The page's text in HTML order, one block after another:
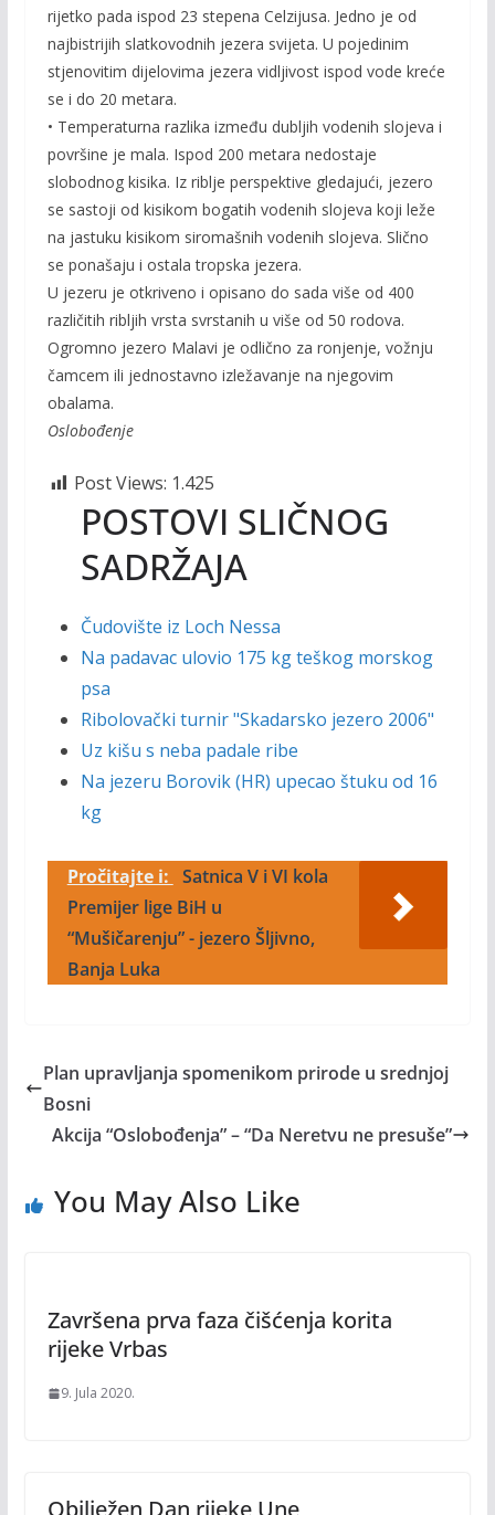
rijetko pada ispod 23 stepena Celzijusa. Jedno je od
najbistrijih slatkovodnih jezera svijeta. U pojedinim
stjenovitim dijelovima jezera vidljivost ispod vode kreće
se i do 20 metara.
• Temperaturna razlika između dubljih vodenih slojeva i
površine je mala. Ispod 200 metara nedostaje
slobodnog kisika. Iz riblje perspektive gledajući, jezero
se sastoji od kisikom bogatih vodenih slojeva koji leže
na jastuku kisikom siromašnih vodenih slojeva. Slično
se ponašaju i ostala tropska jezera.
U jezeru je otkriveno i opisano do sada više od 400
različitih ribljih vrsta svrstanih u više od 50 rodova.
Ogromno jezero Malavi je odlično za ronjenje, vožnju
čamcem ili jednostavno izležavanje na njegovim
obalama.
Oslobođenje
Post Views: 1.425
POSTOVI SLIČNOG
SADRŽAJA
Čudovište iz Loch Nessa
Na padavac ulovio 175 kg teškog morskog
psa
Ribolovački turnir "Skadarsko jezero 2006"
Uz kišu s neba padale ribe
Na jezeru Borovik (HR) upecao štuku od 16
kg
Pročitajte i: Satnica V i VI kola
Premijer lige BiH u
“Mušičarenju” - jezero Šljivno,
Banja Luka
Plan upravljanja spomenikom prirode u srednjoj
Bosni
Akcija “Oslobođenja” – “Da Neretvu ne presuše”
You May Also Like
Završena prva faza čišćenja korita
rijeke Vrbas
9. Jula 2020.
Obilježen Dan rijeke Une